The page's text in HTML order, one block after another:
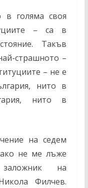
в голяма своя
– са в
Такъв
страшното –
– не е
нито в
нито в
на седем
не ме лъже
на
Филчев.